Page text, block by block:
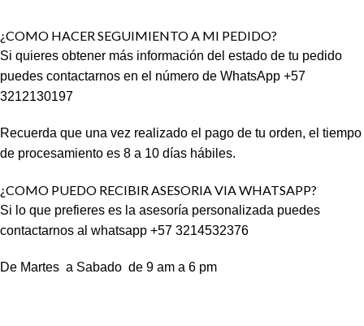
¿COMO HACER SEGUIMIENTO A MI PEDIDO?
Si quieres obtener más información del estado de tu pedido
puedes contactarnos en el número de WhatsApp +57
3212130197
Recuerda que una vez realizado el pago de tu orden, el tiempo
de procesamiento es 8 a 10 días hábiles.
¿COMO PUEDO RECIBIR ASESORIA VIA WHATSAPP?
Si lo que prefieres es la asesoría personalizada puedes
contactarnos al whatsapp +57 3214532376
De Martes a Sabado de 9 am a 6 pm